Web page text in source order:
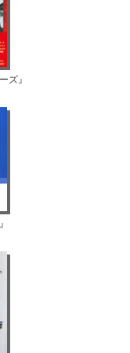
ズ』